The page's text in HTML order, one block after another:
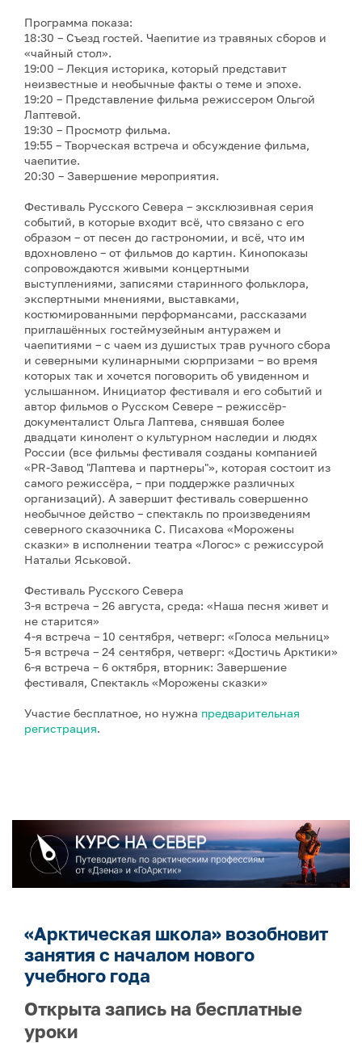
Программа показа:
18:30 – Съезд гостей. Чаепитие из травяных сборов и
«чайный стол».
19:00 – Лекция историка, который представит
неизвестные и необычные факты о теме и эпохе.
19:20 – Представление фильма режиссером Ольгой
Лаптевой.
19:30 – Просмотр фильма.
19:55 – Творческая встреча и обсуждение фильма,
чаепитие.
20:30 – Завершение мероприятия.
Фестиваль Русского Севера – эксклюзивная серия
событий, в которые входит всё, что связано с его
образом – от песен до гастрономии, и всё, что им
вдохновлено – от фильмов до картин. Кинопоказы
сопровождаются живыми концертными
выступлениями, записями старинного фольклора,
экспертными мнениями, выставками,
костюмированными перформансами, рассказами
приглашённых гостеймузейным антуражем и
чаепитиями – с чаем из душистых трав ручного сбора
и северными кулинарными сюрпризами – во время
которых так и хочется поговорить об увиденном и
услышанном. Инициатор фестиваля и его событий и
автор фильмов о Русском Севере – режиссёр-
документалист Ольга Лаптева, снявшая более
двадцати кинолент о культурном наследии и людях
России (все фильмы фестиваля созданы компанией
«PR-Завод "Лаптева и партнеры"», которая состоит из
самого режиссёра, – при поддержке различных
организаций). А завершит фестиваль совершенно
необычное действо – спектакль по произведениям
северного сказочника С. Писахова «Морожены
сказки» в исполнении театра «Логос» с режиссурой
Натальи Яськовой.
Фестиваль Русского Севера
3-я встреча – 26 августа, среда: «Наша песня живет и
не старится»
4-я встреча – 10 сентября, четверг: «Голоса мельниц»
5-я встреча – 24 сентября, четверг: «Достичь Арктики»
6-я встреча – 6 октября, вторник: Завершение
фестиваля, Спектакль «Морожены сказки»
Участие бесплатное, но нужна предварительная
регистрация.
«Арктическая школа» возобновит
занятия с началом нового
учебного года
Открыта запись на бесплатные
уроки